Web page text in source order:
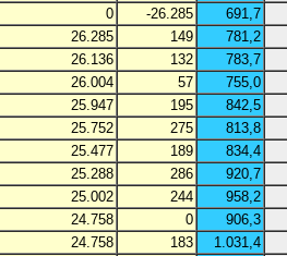
0 -26.285
691,7
26.285 149
781,2
26.136 132
783,7
26.004 57
755,0
25.947 195
842,5
25.752 275
813,8
25.477 189
834,4
25.288 286
920,7
25.002 244
958,2
24.758 0
906,3
24.758 183
1.031,4